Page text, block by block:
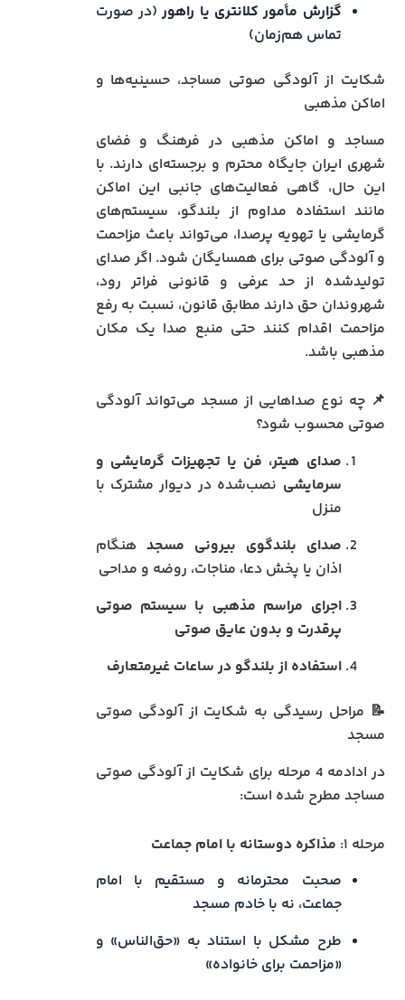
گزارش مأمور کلانتری یا راهور(در صورت
تماس هم‌زمان)
شکایت از آلودگی صوتی مساجد، حسینیه‌ها و
اماکن مذهبی
مساجد و اماکن مذهبی در فرهنگ و فضای
شهری ایران جایگاه محترم و برجسته‌ای دارند. با
این حال، گاهی فعالیت‌های جانبی این اماکن
مانند استفاده مداوم از بلندگو، سیستم‌های
گرمایشی یا تهویه پرصدا، می‌تواند باعث مزاحمت
و آلودگی صوتی برای همسایگان شود. اگر صدای
تولیدشده از حد عرفی و قانونی فراتر رود،
شهروندان حق دارند مطابق قانون، نسبت به رفع
مزاحمت اقدام کنند حتی منبع صدا یک مکان
مذهبی باشد.
📌 چه نوع صداهایی از مسجد می‌تواند آلودگی
صوتی محسوب شود؟
صدای هیتر، فن یا تجهیزات گرمایشی و
سرمایشی نصب‌شده در دیوار مشترک با
منزل
صدای بلندگوی بیرونی مسجد هنگام
اذان یا پخش دعا، مناجات، روضه و مداحی
اجرای مراسم‌ مذهبی با سیستم صوتی
پرقدرت و بدون عایق صوتی
استفاده از بلندگو در ساعات غیرمتعارف
📝 مراحل رسیدگی به شکایت از آلودگی صوتی
مسجد
در ادادمه 4 مرحله برای شکایت از آلودگی صوتی
مساجد مطرح شده است:
مرحله ۱:
مذاکره دوستانه با امام جماعت
صحبت محترمانه و مستقیم با امام
جماعت، نه با خادم مسجد
طرح مشکل با استناد به «حق‌الناس» و
«مزاحمت برای خانواده»